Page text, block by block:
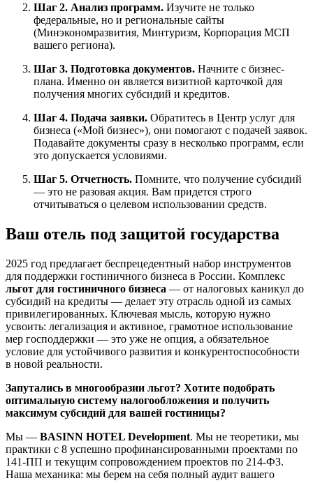
Шаг 2. Анализ программ. Изучите не только
федеральные, но и региональные сайты
(Минэкономразвития, Минтуризм, Корпорация МСП
вашего региона).
Шаг 3. Подготовка документов. Начните с бизнес-
плана. Именно он является визитной карточкой для
получения многих субсидий и кредитов.
Шаг 4. Подача заявки. Обратитесь в Центр услуг для
бизнеса («Мой бизнес»), они помогают с подачей заявок.
Подавайте документы сразу в несколько программ, если
это допускается условиями.
Шаг 5. Отчетность. Помните, что получение субсидий
— это не разовая акция. Вам придется строго
отчитываться о целевом использовании средств.
Ваш отель под защитой государства
2025 год предлагает беспрецедентный набор инструментов
для поддержки гостиничного бизнеса в России. Комплекс
льгот для гостиничного бизнеса — от налоговых каникул до
субсидий на кредиты — делает эту отрасль одной из самых
привилегированных. Ключевая мысль, которую нужно
усвоить: легализация и активное, грамотное использование
мер господдержки — это уже не опция, а обязательное
условие для устойчивого развития и конкурентоспособности
в новой реальности.
Запутались в многообразии льгот? Хотите подобрать
оптимальную систему налогообложения и получить
максимум субсидий для вашей гостиницы?
Мы — BASINN HOTEL Development. Мы не теоретики, мы
практики с 8 успешно профинансированными проектами по
141-ПП и текущим сопровождением проектов по 214-ФЗ.
Наша механика: мы берем на себя полный аудит вашего